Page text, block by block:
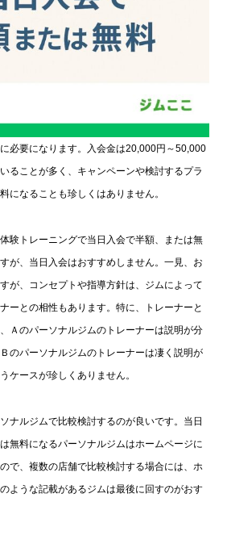
必要になります。入会金は20,000円～50,000
ることが多く、キャンペーンや検討するプラ
になることも珍しくはありません。
験トレーニングで当日入会で半額、または無
が、当日入会はおすすめしません。一見、お
が、コンセプトや指導方針は、ジムによって
ーとの相性もあります。特に、トレーナーと
Ａのパーソナルジムのトレーナーは説明が分
のパーソナルジムのトレーナーは凄く説明が
ケースが珍しくありません。
ナルジムで比較検討するのが良いです。当日
無料になるパーソナルジムはホームページに
で、複数の店舗で比較検討する場合には、ホ
ような記載があるジムは最後に回すのがおす